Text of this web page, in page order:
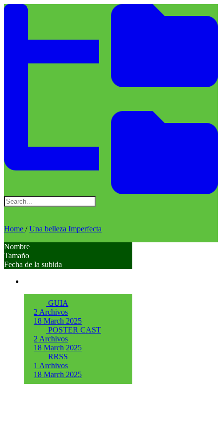
Home /Una belleza Imperfecta
Nombre
Tamaño
Fecha de la subida
GUIA
2 Archivos
18 March 2025
POSTER CAST
2 Archivos
18 March 2025
RRSS
1 Archivos
18 March 2025